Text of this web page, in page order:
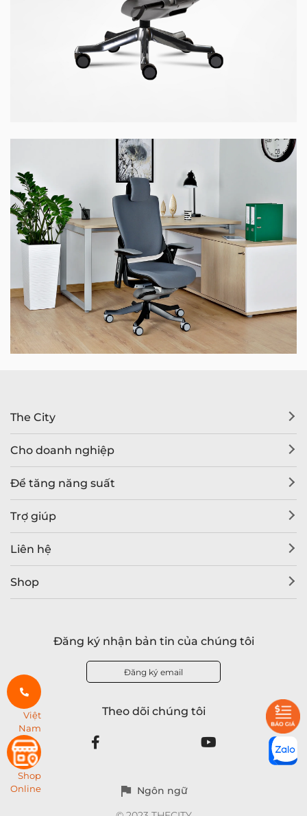
The City
Cho doanh nghiệp
Để tăng năng suất
Trợ giúp
Liên hệ
Shop
Đăng ký nhận bản tin của chúng tôi
Đăng ký email
Theo dõi chúng tôi
Ngôn ngữ
Việt
Nam
Shop
Online